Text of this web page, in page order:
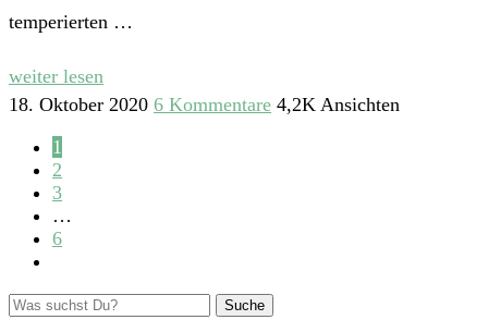
temperierten …
weiter lesen
18. Oktober 2020 6 Kommentare 4,2K Ansichten
1
2
3
…
6